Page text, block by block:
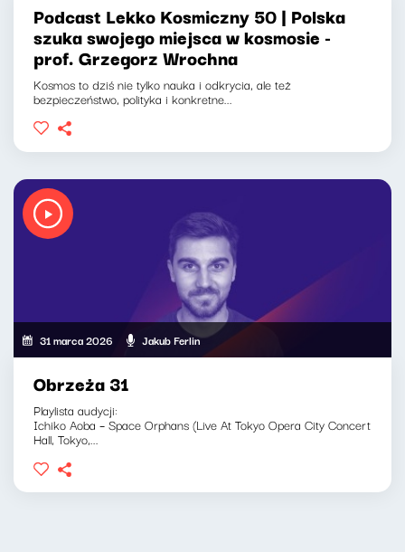
Podcast Lekko Kosmiczny 50 | Polska
szuka swojego miejsca w kosmosie -
prof. Grzegorz Wrochna
Kosmos to dziś nie tylko nauka i odkrycia, ale też
bezpieczeństwo, polityka i konkretne...
31 marca 2026 Jakub Ferlin
Obrzeża 31
Playlista audycji:
Ichiko Aoba – Space Orphans (Live At Tokyo Opera City Concert
Hall, Tokyo,...